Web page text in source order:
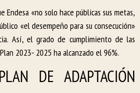
Endesa «no solo hace públicas sus metas,
«el desempeño para su consecución»
Así, el grado de cumplimiento de las
2023- 2025 ha alcanzado el 96%.
DE ADAPTACIÓN